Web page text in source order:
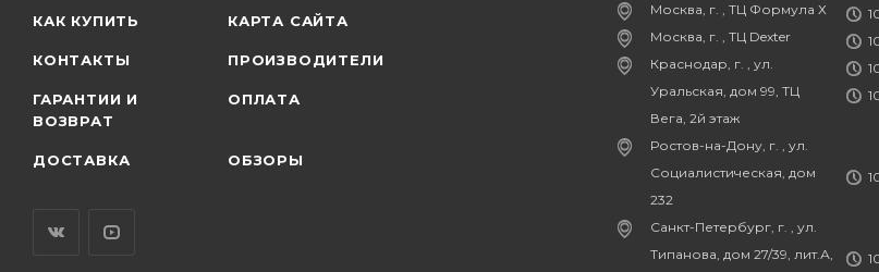
КАК КУПИТЬ КАРТА САЙТА
КОНТАКТЫ ПРОИЗВОДИТЕЛИ
ГАРАНТИИ И
ВОЗВРАТ
ОПЛАТА
ДОСТАВКА ОБЗОРЫ
Москва, г. , ТЦ Формула Х
Москва, г. , ТЦ Dexter
Краснодар, г. , ул.
Уральская, дом 99, ТЦ
Вега, 2й этаж
Ростов-на-Дону, г. , ул.
Социалистическая, дом
232
Санкт-Петербург, г. , ул.
Типанова, дом 27/39, лит.А,